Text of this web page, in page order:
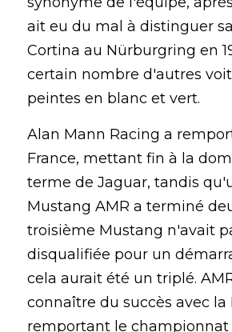
ait eu du mal à distinguer
Cortina au Nürburgring en
certain nombre d'autres
peintes en blanc et vert.
Alan Mann Racing a
France, mettant fin à la
terme de Jaguar, tandis
Mustang AMR a terminé
troisième Mustang n'avait
disqualifiée pour un
cela aurait été un triplé.
connaître du succès avec la
remportant le